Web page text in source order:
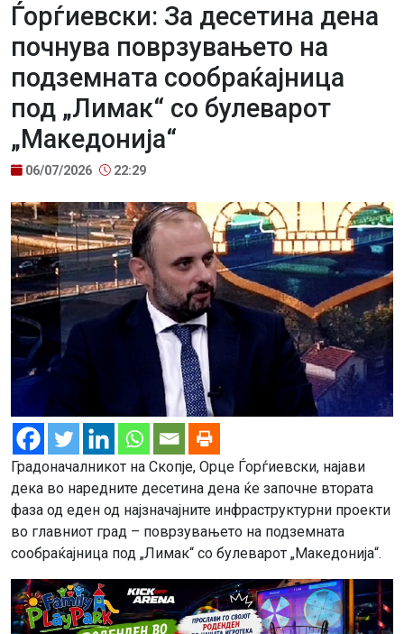
Ѓорѓиевски: За десетина дена
почнува поврзувањето на
подземната сообраќајница
под „Лимак“ со булеварот
„Македонија“
06/07/2026 22:29
Градоначалникот на Скопје, Орце Ѓорѓиевски, најави
дека во наредните десетина дена ќе започне втората
фаза од еден од најзначајните инфраструктурни проекти
во главниот град – поврзувањето на подземната
сообраќајница под „Лимак“ со булеварот „Македонија“.